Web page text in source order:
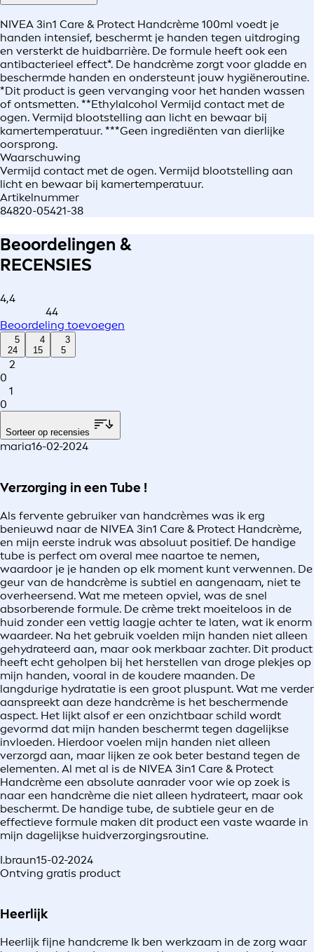
NIVEA 3in1 Care & Protect Handcrème 100ml voedt je
handen intensief, beschermt je handen tegen uitdroging
en versterkt de huidbarrière. De formule heeft ook een
antibacterieel effect*. De handcrème zorgt voor gladde en
beschermde handen en ondersteunt jouw hygiëneroutine.
*Dit product is geen vervanging voor het handen wassen
of ontsmetten. **Ethylalcohol Vermijd contact met de
ogen. Vermijd blootstelling aan licht en bewaar bij
kamertemperatuur. ***Geen ingrediënten van dierlijke
oorsprong.
Waarschuwing
Vermijd contact met de ogen. Vermijd blootstelling aan
licht en bewaar bij kamertemperatuur.
Artikelnummer
84820-05421-38
Beoordelingen &
RECENSIES
4,4
44
Beoordeling toevoegen
5
24
4
15
3
5
2
0
1
0
Sorteer op recensies
maria16-02-2024
Verzorging in een Tube !
Als fervente gebruiker van handcrèmes was ik erg
benieuwd naar de NIVEA 3in1 Care & Protect Handcrème,
en mijn eerste indruk was absoluut positief. De handige
tube is perfect om overal mee naartoe te nemen,
waardoor je je handen op elk moment kunt verwennen. De
geur van de handcrème is subtiel en aangenaam, niet te
overheersend. Wat me meteen opviel, was de snel
absorberende formule. De crème trekt moeiteloos in de
huid zonder een vettig laagje achter te laten, wat ik enorm
waardeer. Na het gebruik voelden mijn handen niet alleen
gehydrateerd aan, maar ook merkbaar zachter. Dit product
heeft echt geholpen bij het herstellen van droge plekjes op
mijn handen, vooral in de koudere maanden. De
langdurige hydratatie is een groot pluspunt. Wat me verder
aanspreekt aan deze handcrème is het beschermende
aspect. Het lijkt alsof er een onzichtbaar schild wordt
gevormd dat mijn handen beschermt tegen dagelijkse
invloeden. Hierdoor voelen mijn handen niet alleen
verzorgd aan, maar lijken ze ook beter bestand tegen de
elementen. Al met al is de NIVEA 3in1 Care & Protect
Handcrème een absolute aanrader voor wie op zoek is
naar een handcrème die niet alleen hydrateert, maar ook
beschermt. De handige tube, de subtiele geur en de
effectieve formule maken dit product een vaste waarde in
mijn dagelijkse huidverzorgingsroutine.
I.braun15-02-2024
Ontving gratis product
Heerlijk
Heerlijk fijne handcreme Ik ben werkzaam in de zorg waar